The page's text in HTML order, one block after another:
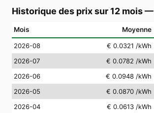
Historique des prix sur 12 mois—
Mois Moyenne
2026-08 € 0.0321 /kWh
2026-07
€ 0.0782 /kWh
2026-06
€ 0.0948 /kWh
2026-05
€ 0.0870 /kWh
2026-04
€ 0.0613 /kWh